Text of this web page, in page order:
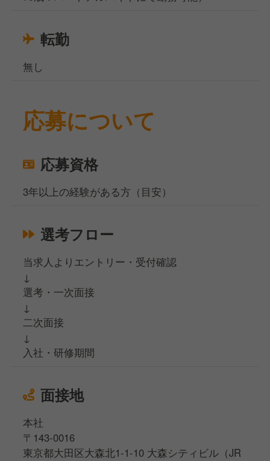
転勤
無し
応募について
応募資格
3年以上の経験がある方（目安）
選考フロー
当求人よりエントリー・受付確認
↓
選考・一次面接
↓
二次面接
↓
入社・研修期間
面接地
本社
〒143-0016
東京都大田区大森北1-1-10 大森シティビル（JR